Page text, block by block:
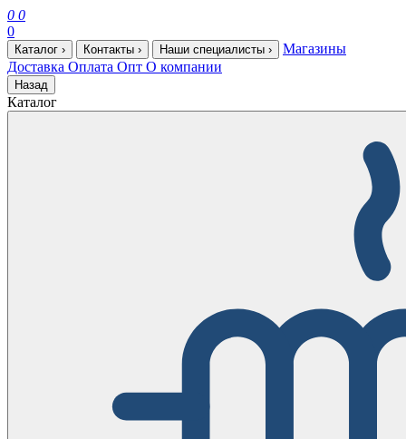
0 0
0
Каталог › Контакты › Наши специалисты ›
Магазины
Доставка Оплата Опт О компании
Назад
Каталог